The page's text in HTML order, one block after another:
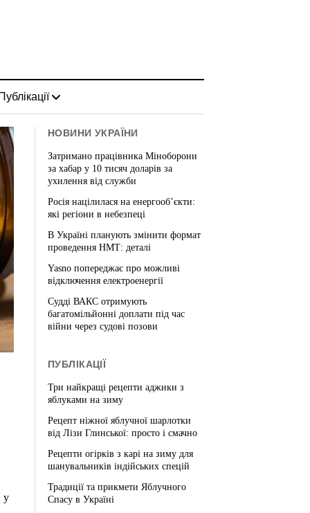
у
НОВИНИ УКРАЇНИ
Затримано працівника Міноборони
за хабар у 10 тисяч доларів за
ухилення від служби
Росія націлилася на енергооб’єкти:
які регіони в небезпеці
В Україні планують змінити формат
проведення НМТ: деталі
Yasno попереджає про можливі
відключення електроенергії
Судді ВАКС отримують
багатомільйонні доплати під час
війни через судові позови
ПУБЛІКАЦІЇ
Три найкращі рецепти аджики з
яблуками на зиму
Рецепт ніжної яблучної шарлотки
від Лізи Глинської: просто і смачно
Рецепти огірків з карі на зиму для
шанувальників індійських спецій
Традиції та прикмети Яблучного
Спасу в Україні